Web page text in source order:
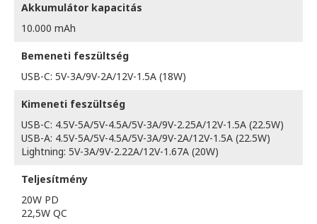
Akkumulátor kapacitás
10.000 mAh
Bemeneti feszültség
USB-C: 5V-3A/9V-2A/12V-1.5A (18W)
Kimeneti feszültség
USB-C: 4.5V-5A/5V-4.5A/5V-3A/9V-2.25A/12V-1.5A (22.5W)
USB-A: 4.5V-5A/5V-4.5A/5V-3A/9V-2A/12V-1.5A (22.5W)
Lightning: 5V-3A/9V-2.22A/12V-1.67A (20W)
Teljesítmény
20W PD
22,5W QC